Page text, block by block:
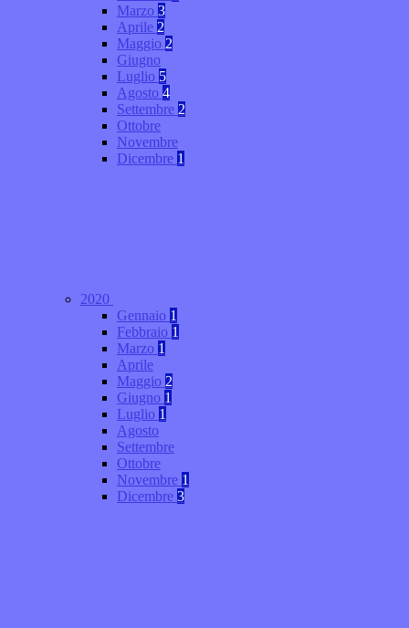
Marzo 3
Aprile 2
Maggio 2
Giugno
Luglio 5
Agosto 4
Settembre 2
Ottobre
Novembre
Dicembre 1
2020
Gennaio 1
Febbraio 1
Marzo 1
Aprile
Maggio 2
Giugno 1
Luglio 1
Agosto
Settembre
Ottobre
Novembre 1
Dicembre 3